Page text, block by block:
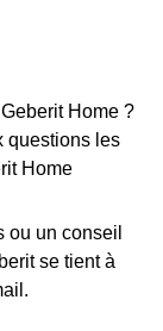
Home ?
questions les
Home
ou un conseil
se tient à